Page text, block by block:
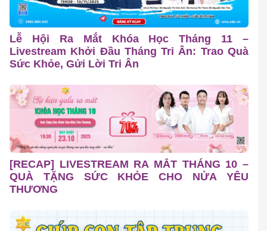
Lễ Hội Ra Mắt Khóa Học Tháng 11 –
Livestream Khởi Đầu Tháng Tri Ân: Trao Quà
Sức Khỏe, Gửi Lời Tri Ân
[RECAP] LIVESTREAM RA MẮT THÁNG 10 –
QUÀ TẶNG SỨC KHỎE CHO NỬA YÊU
THƯƠNG